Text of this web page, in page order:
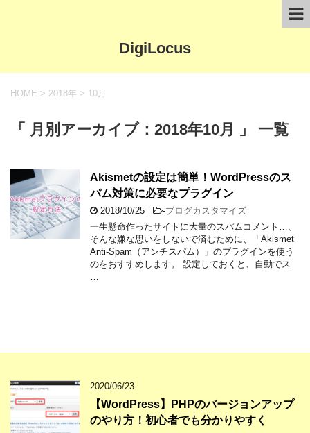
DigiLocus
HOME > 2018年 > 10月
「 月別アーカイブ：2018年10月 」 一覧
Akismetの設定は簡単！WordPressのス
パム対策に必要なプラグイン
2018/10/25 -ブログカスタマイズ
一生懸命作ったサイトに大量のスパムコメント…、
そんな嫌な思いをしないで済むために、「Akismet
Anti-Spam（アンチスパム）」のプラグインを使う
のをおすすめします。 設定しておくと、自動でス
2020/06/23
【WordPress】PHPのバージョンアップ
のやり方！初心者でも分かりやすく